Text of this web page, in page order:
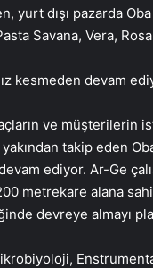
yurt dışı pazarda
Savana, Vera,
kesmeden devam
ve müşterilerin
takip eden
ediyor. Ar-Ge
metrekare alana
devreye almayı